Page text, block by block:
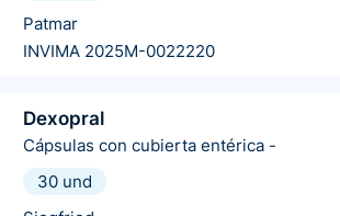
Patmar
INVIMA 2025M-0022220
Dexopral
Cápsulas con cubierta entérica -
30 und